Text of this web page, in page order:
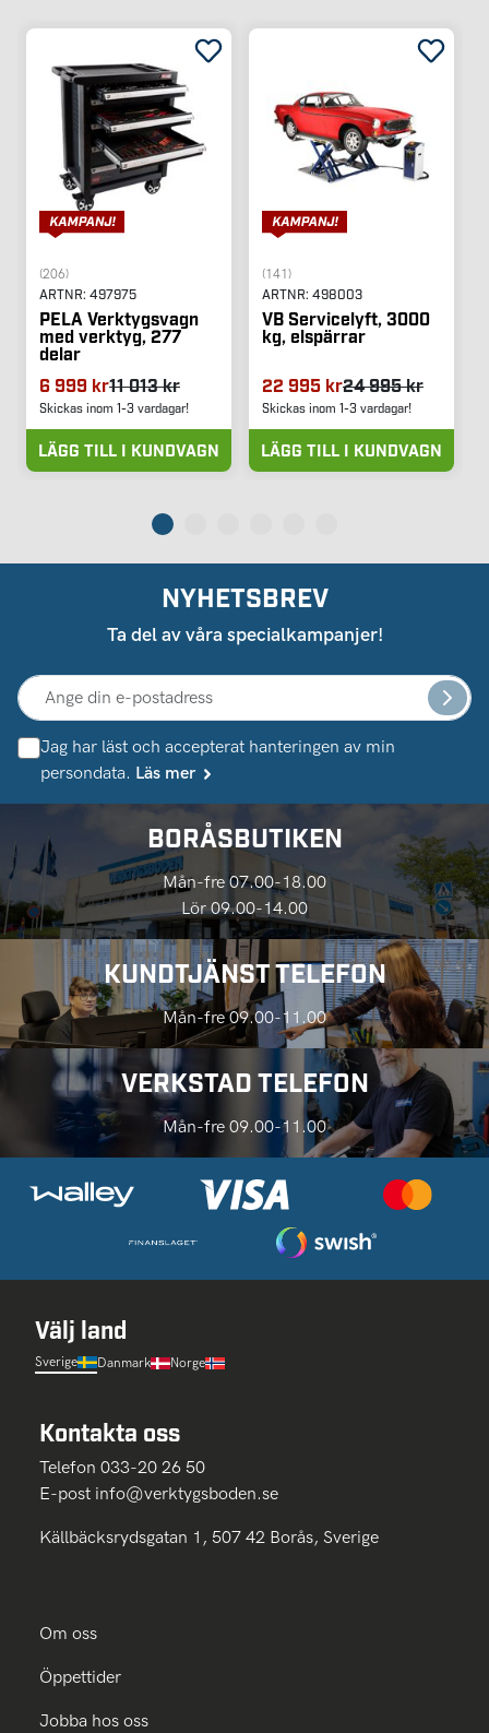
(206)
ARTNR: 497975
PELA Verktygsvagn
med verktyg, 277
delar
6 999 kr11 013 kr
Skickas inom 1-3 vardagar!
LÄGG TILL I KUNDVAGN
(141)
ARTNR: 498003
VB Servicelyft, 3000
kg, elspärrar
22 995 kr24 995 kr
Skickas inom 1-3 vardagar!
LÄGG TILL I KUNDVAGN
NYHETSBREV
Ta del av våra specialkampanjer!
Jag har läst och accepterat hanteringen av min
persondata. Läs mer
BORÅSBUTIKEN
Mån-fre 07.00-18.00
Lör 09.00-14.00
KUNDTJÄNST TELEFON
Mån-fre 09.00-11.00
VERKSTAD TELEFON
Mån-fre 09.00-11.00
Välj land
Sverige Danmark Norge
Kontakta oss
Telefon 033-20 26 50
E-post info@verktygsboden.se
Källbäcksrydsgatan 1, 507 42 Borås, Sverige
Om oss
Öppettider
Jobba hos oss